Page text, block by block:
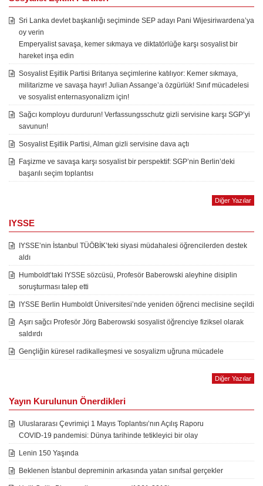
Sri Lanka devlet başkanlığı seçiminde SEP adayı Pani Wijesiriwardena’ya
oy verin
Emperyalist savaşa, kemer sıkmaya ve diktatörlüğe karşı sosyalist bir
hareket inşa edin
Sosyalist Eşitlik Partisi Britanya seçimlerine katılıyor: Kemer sıkmaya,
militarizme ve savaşa hayır! Julian Assange’a özgürlük! Sınıf mücadelesi
ve sosyalist enternasyonalizm için!
Sağcı komployu durdurun! Verfassungsschutz gizli servisine karşı SGP’yi
savunun!
Sosyalist Eşitlik Partisi, Alman gizli servisine dava açtı
Faşizme ve savaşa karşı sosyalist bir perspektif: SGP’nin Berlin’deki
başarılı seçim toplantısı
Diğer Yazılar
IYSSE
IYSSE’nin İstanbul TÜÖBİK’teki siyasi müdahalesi öğrencilerden destek
aldı
Humboldt’taki IYSSE sözcüsü, Profesör Baberowski aleyhine disiplin
soruşturması talep etti
IYSSE Berlin Humboldt Üniversitesi’nde yeniden öğrenci meclisine seçildi
Aşırı sağcı Profesör Jörg Baberowski sosyalist öğrenciye fiziksel olarak
saldırdı
Gençliğin küresel radikalleşmesi ve sosyalizm uğruna mücadele
Diğer Yazılar
Yayın Kurulunun Önerdikleri
Uluslararası Çevrimiçi 1 Mayıs Toplantısı’nın Açılış Raporu
COVID-19 pandemisi: Dünya tarihinde tetikleyici bir olay
Lenin 150 Yaşında
Beklenen İstanbul depreminin arkasında yatan sınıfsal gerçekler